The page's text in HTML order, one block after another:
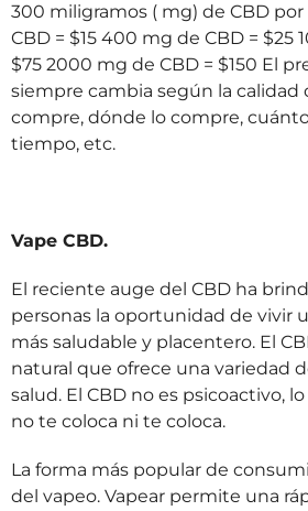
300 miligramos ( mg) de CBD
CBD = $15 400 mg de CBD = $25
$75 2000 mg de CBD = $150 El
siempre cambia según la
compre, dónde lo compre,
tiempo, etc.
Vape CBD.
El reciente auge del CBD ha
personas la oportunidad de vivir
más saludable y placentero. El
natural que ofrece una variedad
salud. El CBD no es psicoactivo,
no te coloca ni te coloca.
La forma más popular de
del vapeo. Vapear permite una